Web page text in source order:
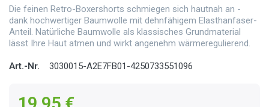
Die feinen Retro-Boxershorts schmiegen sich hautnah an -
dank hochwertiger Baumwolle mit dehnfähigem Elasthanfaser-
Anteil. Natürliche Baumwolle als klassisches Grundmaterial
lässt Ihre Haut atmen und wirkt angenehm wärmeregulierend.
Art.-Nr. 3030015-A2E7FB01-4250733551096